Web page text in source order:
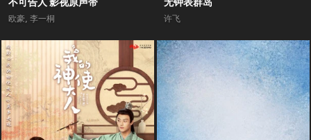
欧豪, 李一桐 许飞